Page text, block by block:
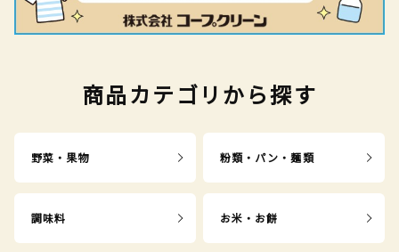
商品カテゴリから探す
野菜・果物 粉類・パン・麺類
調味料 お米・お餅